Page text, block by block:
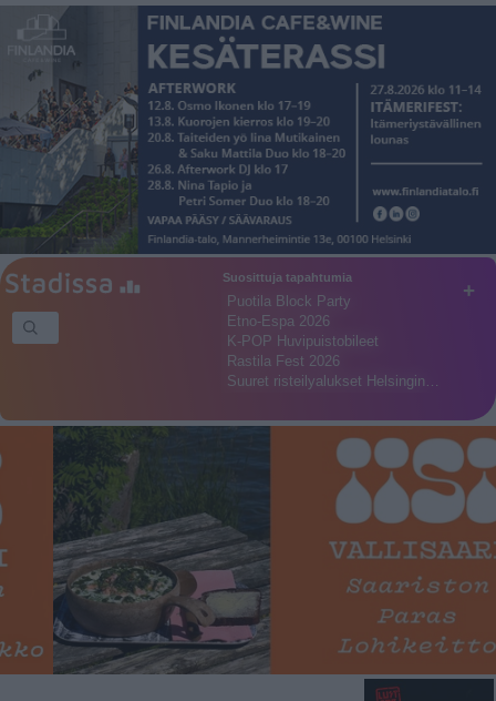
+
Suosittuja tapahtumia
Puotila Block Party
Etno-Espa 2026
K-POP Huvipuistobileet
Rastila Fest 2026
Suuret risteilyalukset Helsingin…